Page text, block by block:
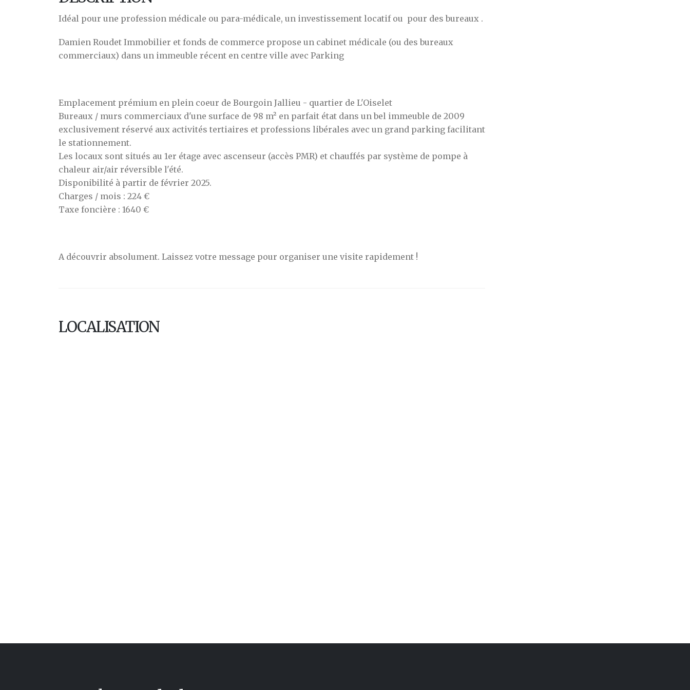
Idéal pour une profession médicale ou para-médicale, un investissement locatif ou pour des bureaux .
Damien Roudet Immobilier et fonds de commerce propose un cabinet médicale (ou des bureaux
commerciaux) dans un immeuble récent en centre ville avec Parking
Emplacement prémium en plein coeur de Bourgoin Jallieu - quartier de L'Oiselet
Bureaux / murs commerciaux d'une surface de 98 m² en parfait état dans un bel immeuble de 2009
exclusivement réservé aux activités tertiaires et professions libérales avec un grand parking facilitant
le stationnement.
Les locaux sont situés au 1er étage avec ascenseur (accès PMR) et chauffés par système de pompe à
chaleur air/air réversible l'été.
Disponibilité à partir de février 2025.
Charges / mois : 224 €
Taxe foncière : 1640 €
A découvrir absolument. Laissez votre message pour organiser une visite rapidement !
LOCALISATION